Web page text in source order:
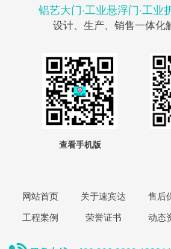
铝艺大门·工业悬浮门·工业
设计、生产、销售一体化
查看手机版
网站首页 关于速宾达 售后
工程案例
荣誉证书 动态